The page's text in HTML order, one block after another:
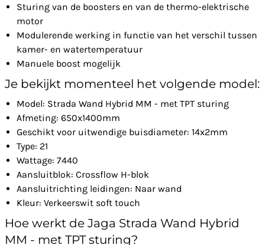
Sturing van de boosters en van de thermo-elektrische
motor
Modulerende werking in functie van het verschil tussen
kamer- en watertemperatuur
Manuele boost mogelijk
Je bekijkt momenteel het volgende model:
Model: Strada Wand Hybrid MM - met TPT sturing
Afmeting: 650x1400mm
Geschikt voor uitwendige buisdiameter: 14x2mm
Type: 21
Wattage: 7440
Aansluitblok: Crossflow H-blok
Aansluitrichting leidingen: Naar wand
Kleur: Verkeerswit soft touch
Hoe werkt de Jaga Strada Wand Hybrid
MM - met TPT sturing?